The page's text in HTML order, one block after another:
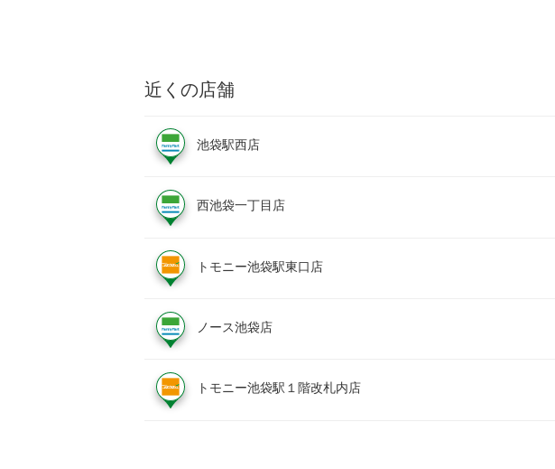
近くの店舗
池袋駅西店
西池袋一丁目店
トモニー池袋駅東口店
ノース池袋店
トモニー池袋駅１階改札内店